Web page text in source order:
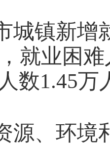
城镇新增
就业困
数1.45万
源、环境